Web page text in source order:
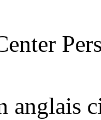
anglais